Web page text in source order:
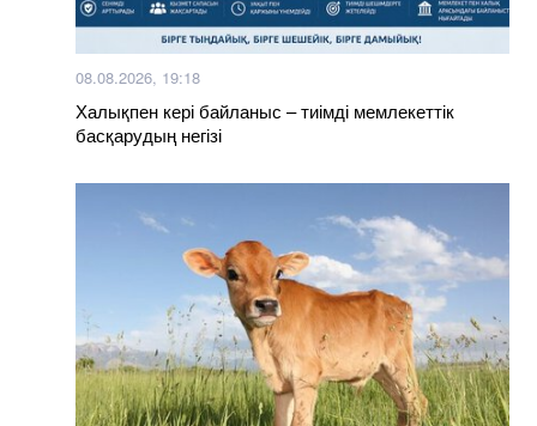
08.08.2026, 19:18
Халықпен кері байланыс – тиімді мемлекеттік
басқарудың негізі